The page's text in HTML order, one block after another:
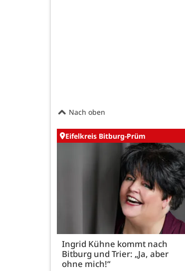
Nach oben
Eifelkreis Bitburg-Prüm
Ingrid Kühne kommt nach
Bitburg und Trier: „Ja, aber
ohne mich!“